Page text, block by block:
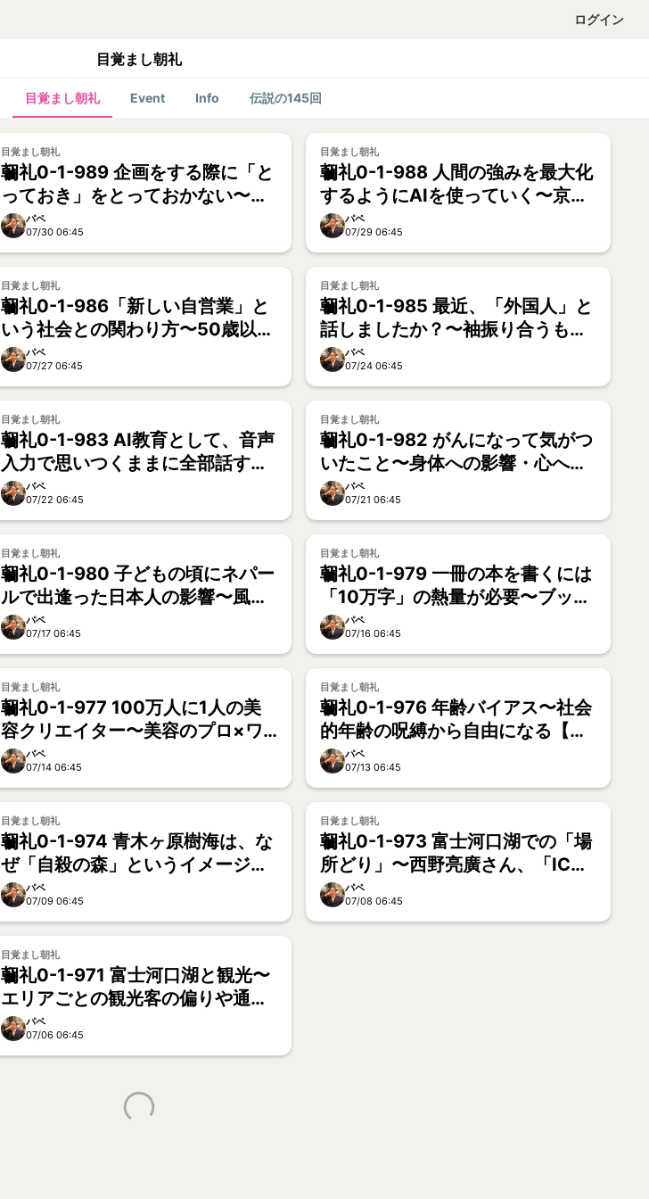
ログイン
目覚まし朝礼
目覚まし朝礼 Event Info 伝説の145回
目覚まし朝礼
朝礼0-1-989 企画をする際に「と
っておき」をとっておかない〜ブ
ックライターへの道【ごう】
パペ
07/30 06:45
目覚まし朝礼
朝礼0-1-988 人間の強みを最大化
するようにAIを使っていく〜京都
在住のAI起業家【うた】
パペ
07/29 06:45
目覚まし朝礼
朝礼0-1-986「新しい自営業」と
いう社会との関わり方〜50歳以上
の比率が50%を超えた日本で【大
野誠一】
パペ
07/27 06:45
目覚まし朝礼
朝礼0-1-985 最近、「外国人」と
話しましたか？〜袖振り合うも多
生の縁【タパ】
パペ
07/24 06:45
目覚まし朝礼
朝礼0-1-983 AI教育として、音声
入力で思いつくままに全部話す〜
京都在住のAI起業家【うた】
パペ
07/22 06:45
目覚まし朝礼
朝礼0-1-982 がんになって気がつ
いたこと〜身体への影響・心への
影響【美容クリエイター・KAE】
パペ
07/21 06:45
目覚まし朝礼
朝礼0-1-980 子どもの頃にネパー
ルで出逢った日本人の影響〜風が
吹けば桶屋が儲かる【タパ】
パペ
07/17 06:45
目覚まし朝礼
朝礼0-1-979 一冊の本を書くには
「10万字」の熱量が必要〜ブック
ライターへの道【ごう】
パペ
07/16 06:45
目覚まし朝礼
朝礼0-1-977 100万人に1人の美
容クリエイター〜美容のプロ×ワ
ークショップデザイナー×がん教
育講師【KAE】
パペ
07/14 06:45
目覚まし朝礼
朝礼0-1-976 年齢バイアス〜社会
的年齢の呪縛から自由になる【大
野誠一】
パペ
07/13 06:45
目覚まし朝礼
朝礼0-1-974 青木ヶ原樹海は、な
ぜ「自殺の森」というイメージ
に？【向谷太陽】
パペ
07/09 06:45
目覚まし朝礼
朝礼0-1-973 富士河口湖での「場
所どり」〜西野亮廣さん、「ICHI
縁」松野将至さん【向谷太陽】
パペ
07/08 06:45
目覚まし朝礼
朝礼0-1-971 富士河口湖と観光〜
エリアごとの観光客の偏りや通過
観光地問題を解決するには？【向
谷太陽】
パペ
07/06 06:45